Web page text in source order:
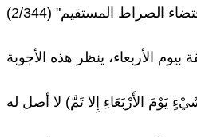
يَوْمَ الأَرْبَعَاءِ إِلا تَمَّ) لا أصل له